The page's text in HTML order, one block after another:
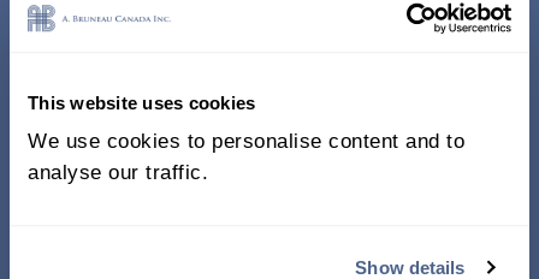
This website uses cookies
We use cookies to personalise content and to
analyse our traffic.
Show details
338, Rue Saint-Antoine E.
Bureau 011, Montréal QC
H2Y 1A3 Canada